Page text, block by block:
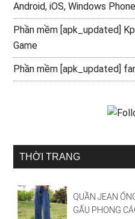
Android, iOS, Windows
Phần mềm [apk_updated]
Game
Phần mềm [apk_updated]
THỜI TRANG
QUẦN JEAN
GẤU PHONG